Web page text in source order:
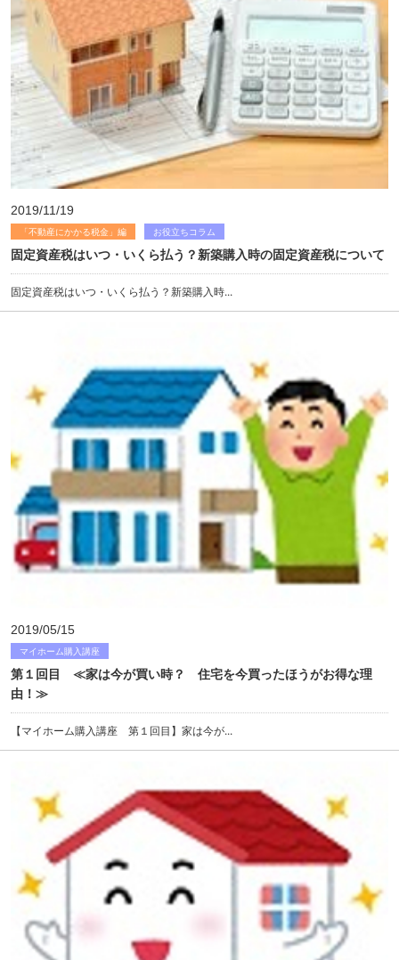
2019/11/19
「不動産にかかる税金」編 お役立ちコラム
固定資産税はいつ・いくら払う？新築購入時の固定資産税について
固定資産税はいつ・いくら払う？新築購入時...
2019/05/15
マイホーム購入講座
第１回目 ≪家は今が買い時？ 住宅を今買ったほうがお得な理
由！≫
【マイホーム購入講座 第１回目】家は今が...